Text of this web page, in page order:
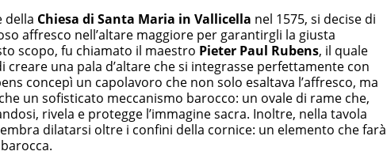
della Chiesa di Santa Maria in Vallicella nel 1575, si decise di
affresco nell’altare maggiore per garantirgli la giusta
scopo, fu chiamato il maestro Pieter Paul Rubens, il quale
creare una pala d’altare che si integrasse perfettamente con
concepì un capolavoro che non solo esaltava l’affresco, ma
un sofisticato meccanismo barocco: un ovale di rame che,
rivela e protegge l’immagine sacra. Inoltre, nella tavola
dilatarsi oltre i confini della cornice: un elemento che farà